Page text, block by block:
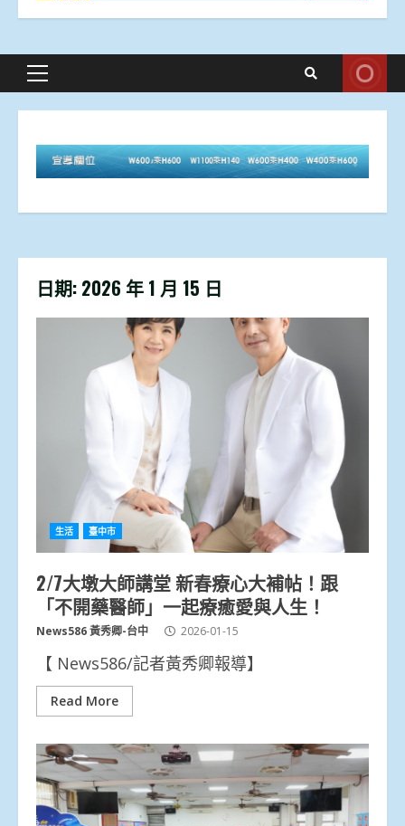
Primary
日期: 2026 年 1 月 15 日
生活 臺中市
2/7大墩大師講堂 新春療心大補帖！跟
「不開藥醫師」一起療癒愛與人生！
News586 黃秀卿-台中 2026-01-15
【 News586/記者黃秀卿報導】
Read More